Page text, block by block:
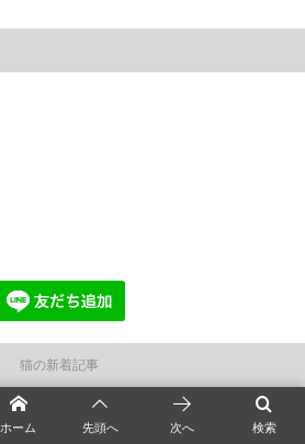
猫の新着記事
全国の猫カフェ
検索
ホーム 先頭へ 次へ